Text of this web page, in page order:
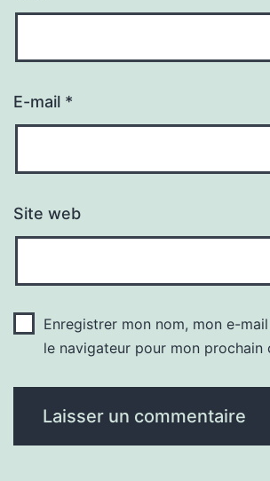
E-mail *
Site web
Enregistrer mon nom, mon e-
le navigateur pour mon prochain